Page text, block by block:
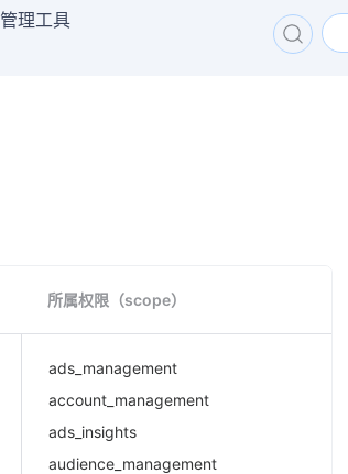
管理工具
所属权限（scope）
ads_management
account_management
ads_insights
audience_management